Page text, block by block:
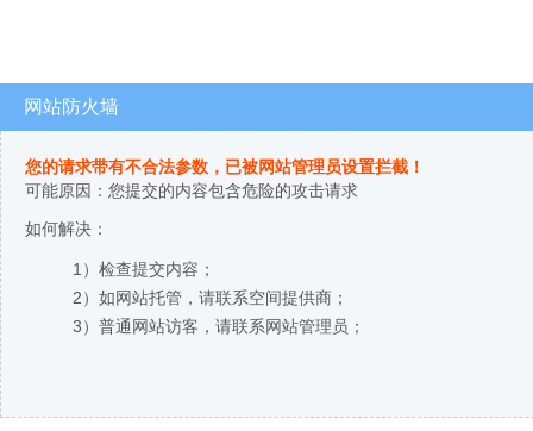
网站防火墙
您的请求带有不合法参数，已被网站管理员设置拦截！
可能原因：您提交的内容包含危险的攻击请求
如何解决：
1）检查提交内容；
2）如网站托管，请联系空间提供商；
3）普通网站访客，请联系网站管理员；